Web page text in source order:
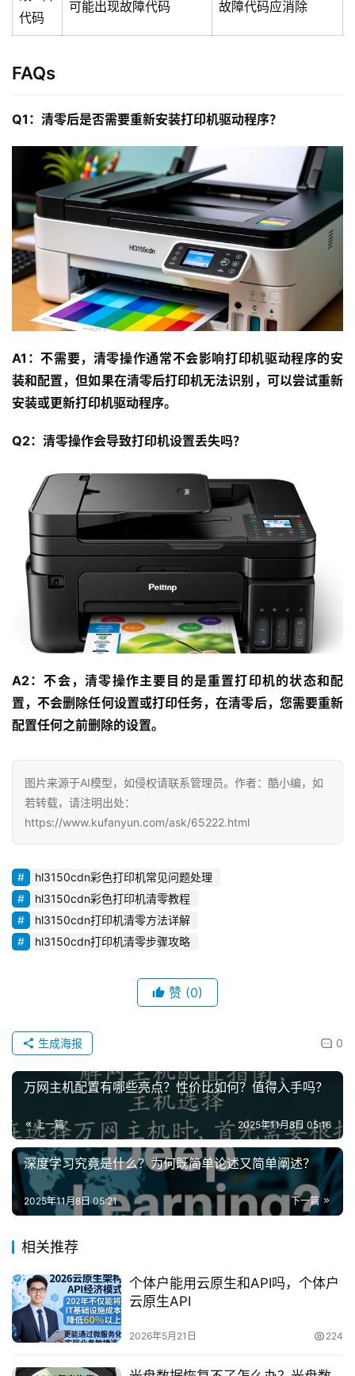
品
与
务
互
联
网
动
态
关
们
代码
可能出现故障代码 故障代码应消除
FAQs
Q1：清零后是否需要重新安装打印机驱动程序？
A1：不需要，清零操作通常不会影响打印机驱动程序的安
装和配置，但如果在清零后打印机无法识别，可以尝试重新
安装或更新打印机驱动程序。
Q2：清零操作会导致打印机设置丢失吗？
A2：不会，清零操作主要目的是重置打印机的状态和配
置，不会删除任何设置或打印任务，在清零后，您需要重新
配置任何之前删除的设置。
图片来源于AI模型，如侵权请联系管理员。作者：酷小编，如
若转载，请注明出处：
https://www.kufanyun.com/ask/65222.html
hl3150cdn彩色打印机常见问题处理
hl3150cdn彩色打印机清零教程
hl3150cdn打印机清零方法详解
hl3150cdn打印机清零步骤攻略
赞 (0)
0
生成海报
万网主机配置有哪些亮点？性价比如何？值得入手吗？
上一篇 2025年11月8日 05:16
深度学习究竟是什么？为何既简单论述又简单阐述？
下一篇
2025年11月8日 05:21
相关推荐
个体户能用云原生和API吗，个体户
云原生API
2026年5月21日 224